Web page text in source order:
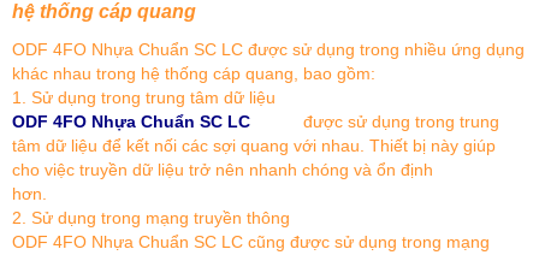
hệ thống cáp quang
ODF 4FO Nhựa Chuẩn SC LC được sử dụng trong nhiều ứng dụng
khác nhau trong hệ thống cáp quang, bao gồm:
1. Sử dụng trong trung tâm dữ liệu
ODF 4FO Nhựa Chuẩn SC LC
được sử dụng trong trung
tâm dữ liệu để kết nối các sợi quang với nhau. Thiết bị này giúp
cho việc truyền dữ liệu trở nên nhanh chóng và ổn định
hơn.
2. Sử dụng trong mạng truyền thông
ODF 4FO Nhựa Chuẩn SC LC cũng được sử dụng trong mạng